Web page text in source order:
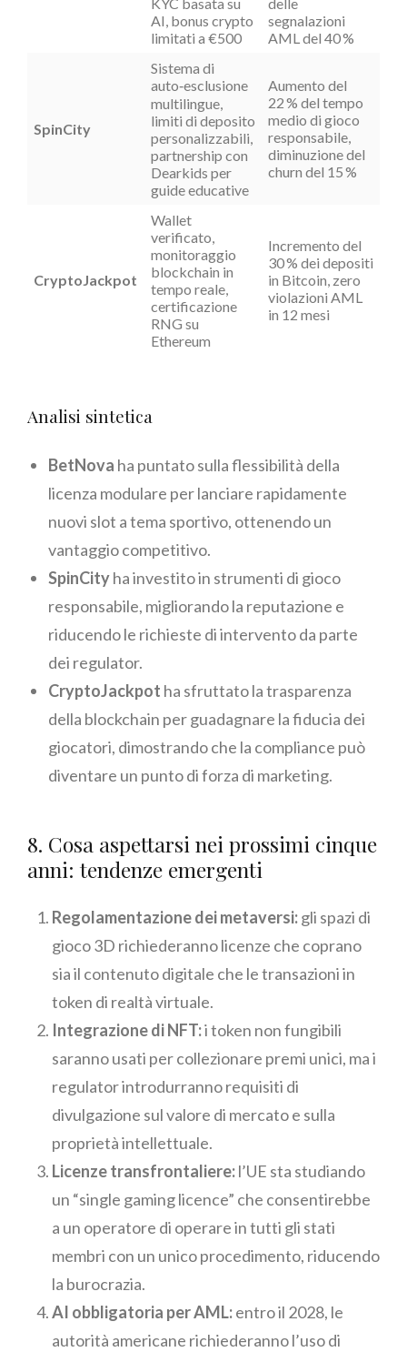
AI, bonus crypto
limitati a €500
segnalazioni
AML del 40 %
SpinCity
Sistema di
auto‑esclusione
multilingue,
limiti di deposito
personalizzabili,
partnership con
Dearkids per
guide educative
Aumento del
22 % del tempo
medio di gioco
responsabile,
diminuzione del
churn del 15 %
CryptoJackpot
Wallet
verificato,
monitoraggio
blockchain in
tempo reale,
certificazione
RNG su
Ethereum
Incremento del
30 % dei depositi
in Bitcoin, zero
violazioni AML
in 12 mesi
Analisi sintetica
BetNova ha puntato sulla flessibilità della
licenza modulare per lanciare rapidamente
nuovi slot a tema sportivo, ottenendo un
vantaggio competitivo.
SpinCityha investito in strumenti di gioco
responsabile, migliorando la reputazione e
riducendo le richieste di intervento da parte
dei regulator.
CryptoJackpot ha sfruttato la trasparenza
della blockchain per guadagnare la fiducia dei
giocatori, dimostrando che la compliance può
diventare un punto di forza di marketing.
8. Cosa aspettarsi nei prossimi cinque
anni: tendenze emergenti
Regolamentazione dei metaversi:gli spazi di
gioco 3D richiederanno licenze che coprano
sia il contenuto digitale che le transazioni in
token di realtà virtuale.
Integrazione di NFT:i token non fungibili
saranno usati per collezionare premi unici, ma i
regulator introdurranno requisiti di
divulgazione sul valore di mercato e sulla
proprietà intellettuale.
Licenze transfrontaliere:l’UE sta studiando
un “single gaming licence” che consentirebbe
a un operatore di operare in tutti gli stati
membri con un unico procedimento, riducendo
la burocrazia.
AI obbligatoria per AML:entro il 2028, le
autorità americane richiederanno l’uso di